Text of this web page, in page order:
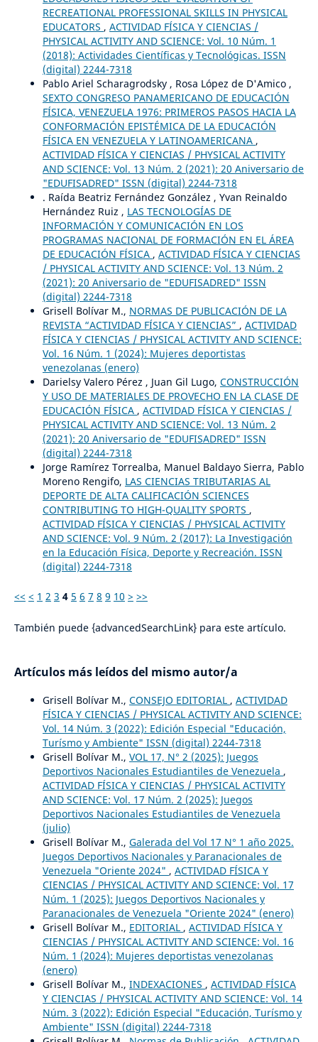
RECREATIONAL PROFESSIONAL SKILLS IN PHYSICAL
EDUCATORS , ACTIVIDAD FÍSICA Y CIENCIAS /
PHYSICAL ACTIVITY AND SCIENCE: Vol. 10 Núm. 1
(2018): Actividades Científicas y Tecnológicas. ISSN
(digital) 2244-7318
Pablo Ariel Scharagrodsky , Rosa López de D'Amico ,
SEXTO CONGRESO PANAMERICANO DE EDUCACIÓN
FÍSICA, VENEZUELA 1976: PRIMEROS PASOS HACIA LA
CONFORMACIÓN EPISTÉMICA DE LA EDUCACIÓN
FÍSICA EN VENEZUELA Y LATINOAMERICANA ,
ACTIVIDAD FÍSICA Y CIENCIAS / PHYSICAL ACTIVITY
AND SCIENCE: Vol. 13 Núm. 2 (2021): 20 Aniversario de
"EDUFISADRED" ISSN (digital) 2244-7318
. Raída Beatriz Fernández González , Yvan Reinaldo
Hernández Ruiz , LAS TECNOLOGÍAS DE
INFORMACIÓN Y COMUNICACIÓN EN LOS
PROGRAMAS NACIONAL DE FORMACIÓN EN EL ÁREA
DE EDUCACIÓN FÍSICA , ACTIVIDAD FÍSICA Y CIENCIAS
/ PHYSICAL ACTIVITY AND SCIENCE: Vol. 13 Núm. 2
(2021): 20 Aniversario de "EDUFISADRED" ISSN
(digital) 2244-7318
Grisell Bolívar M., NORMAS DE PUBLICACIÓN DE LA
REVISTA “ACTIVIDAD FÍSICA Y CIENCIAS” , ACTIVIDAD
FÍSICA Y CIENCIAS / PHYSICAL ACTIVITY AND SCIENCE:
Vol. 16 Núm. 1 (2024): Mujeres deportistas
venezolanas (enero)
Darielsy Valero Pérez , Juan Gil Lugo, CONSTRUCCIÓN
Y USO DE MATERIALES DE PROVECHO EN LA CLASE DE
EDUCACIÓN FÍSICA , ACTIVIDAD FÍSICA Y CIENCIAS /
PHYSICAL ACTIVITY AND SCIENCE: Vol. 13 Núm. 2
(2021): 20 Aniversario de "EDUFISADRED" ISSN
(digital) 2244-7318
Jorge Ramírez Torrealba, Manuel Baldayo Sierra, Pablo
Moreno Rengifo, LAS CIENCIAS TRIBUTARIAS AL
DEPORTE DE ALTA CALIFICACIÓN SCIENCES
CONTRIBUTING TO HIGH-QUALITY SPORTS ,
ACTIVIDAD FÍSICA Y CIENCIAS / PHYSICAL ACTIVITY
AND SCIENCE: Vol. 9 Núm. 2 (2017): La Investigación
en la Educación Física, Deporte y Recreación. ISSN
(digital) 2244-7318
<< < 1 2 3 4 5 6 7 8 9 10 > >>
También puede {advancedSearchLink} para este artículo.
Artículos más leídos del mismo autor/a
Grisell Bolívar M., CONSEJO EDITORIAL , ACTIVIDAD
FÍSICA Y CIENCIAS / PHYSICAL ACTIVITY AND SCIENCE:
Vol. 14 Núm. 3 (2022): Edición Especial "Educación,
Turísmo y Ambiente" ISSN (digital) 2244-7318
Grisell Bolívar M., VOL 17, N° 2 (2025): Juegos
Deportivos Nacionales Estudiantiles de Venezuela ,
ACTIVIDAD FÍSICA Y CIENCIAS / PHYSICAL ACTIVITY
AND SCIENCE: Vol. 17 Núm. 2 (2025): Juegos
Deportivos Nacionales Estudiantiles de Venezuela
(julio)
Grisell Bolívar M., Galerada del Vol 17 N° 1 año 2025.
Juegos Deportivos Nacionales y Paranacionales de
Venezuela "Oriente 2024" , ACTIVIDAD FÍSICA Y
CIENCIAS / PHYSICAL ACTIVITY AND SCIENCE: Vol. 17
Núm. 1 (2025): Juegos Deportivos Nacionales y
Paranacionales de Venezuela "Oriente 2024" (enero)
Grisell Bolívar M., EDITORIAL , ACTIVIDAD FÍSICA Y
CIENCIAS / PHYSICAL ACTIVITY AND SCIENCE: Vol. 16
Núm. 1 (2024): Mujeres deportistas venezolanas
(enero)
Grisell Bolívar M., INDEXACIONES , ACTIVIDAD FÍSICA
Y CIENCIAS / PHYSICAL ACTIVITY AND SCIENCE: Vol. 14
Núm. 3 (2022): Edición Especial "Educación, Turísmo y
Ambiente" ISSN (digital) 2244-7318